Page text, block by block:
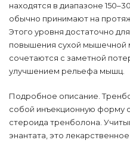
находятся в диапазоне
обычно принимают на
Этого уровня достаточно
повышения сухой мышечной
сочетаются с заметной
улучшением рельефа мышц.
Подробное описание.
собой инъекционную форму
стероида тренболона.
энантата, это